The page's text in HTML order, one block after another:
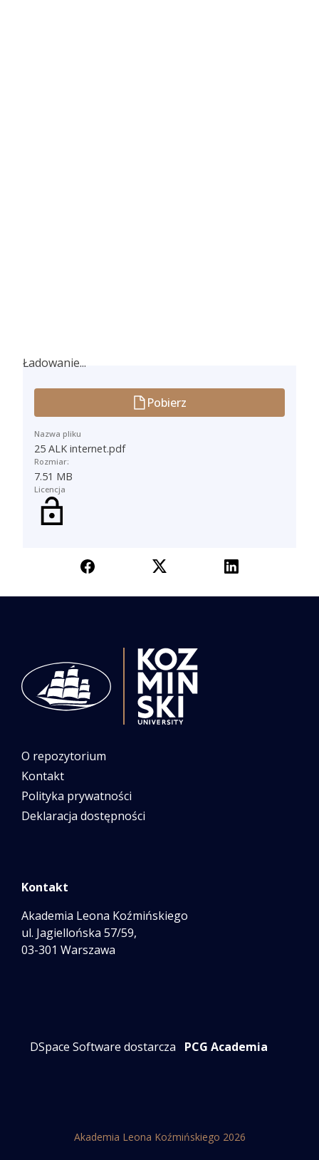
Ładowanie...
Ładowanie...
Pobierz
Nazwa pliku
25 ALK internet.pdf
Rozmiar:
7.51 MB
Licencja
O repozytorium
Kontakt
Polityka prywatności
Deklaracja dostępności
Kontakt
Akademia Leona Koźmińskiego
ul. Jagiellońska 57/59,
03-301 Warszawa
DSpace Software dostarcza PCG Academia
Akademia Leona Koźmińskiego 2026